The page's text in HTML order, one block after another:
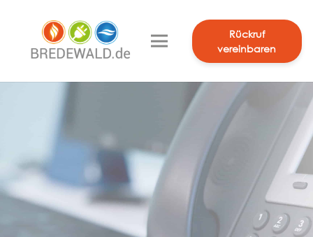
Rückruf
vereinbaren